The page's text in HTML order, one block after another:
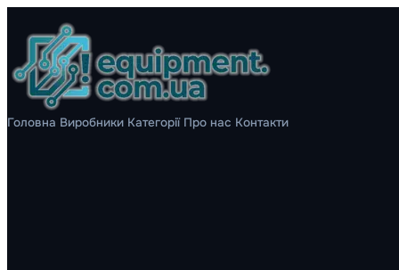
Головна Виробники Категорії Про нас Контакти